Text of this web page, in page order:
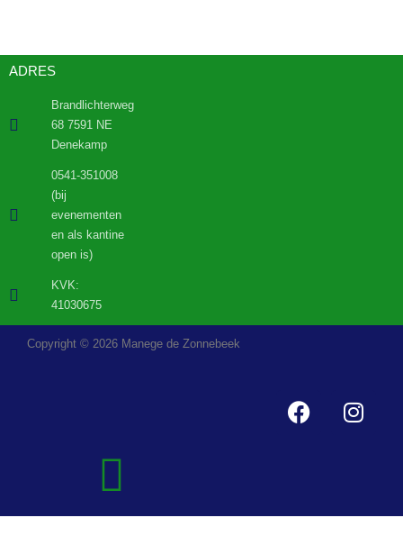
ADRES
Brandlichterweg
68 7591 NE
Denekamp
0541-351008
(bij
evenementen
en als kantine
open is)
KVK:
41030675
Copyright © 2026 Manege de Zonnebeek